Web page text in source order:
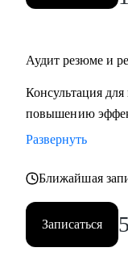
Аудит резюме и
Консультация
повышению
Развернуть
Ближайшая
Записаться